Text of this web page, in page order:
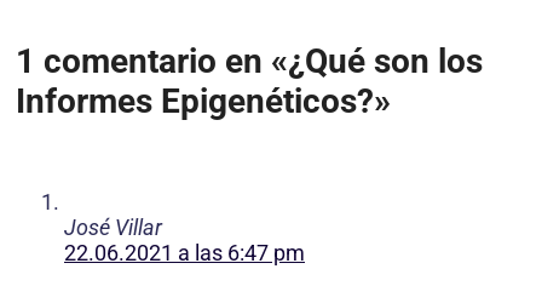
1 comentario en «¿Qué son los
Informes Epigenéticos?»
José Villar
22.06.2021 a las 6:47 pm